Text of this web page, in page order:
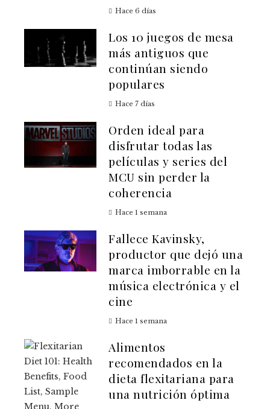
Hace 6 días
Los 10 juegos de mesa
más antiguos que
continúan siendo
populares
Hace 7 días
Orden ideal para
disfrutar todas las
películas y series del
MCU sin perder la
coherencia
Hace 1 semana
Fallece Kavinsky,
productor que dejó una
marca imborrable en la
música electrónica y el
cine
Hace 1 semana
Alimentos
recomendados en la
dieta flexitariana para
una nutrición óptima